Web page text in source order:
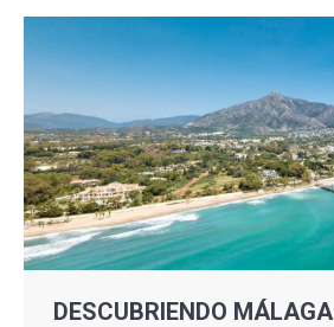
DESCUBRIENDO